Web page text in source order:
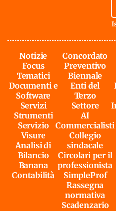
Notizie
Focus
Tematici
Documenti e
Software
Servizi
Strumenti
Servizio
Visure
Analisi di
Bilancio
Banana
Contabilità
Concordato
Preventivo
Biennale
Enti del
Terzo
Settore
AI
Commercialisti
Collegio
sindacale
Circolari per il
professionista
SimpleProf
Rassegna
normativa
Scadenzario